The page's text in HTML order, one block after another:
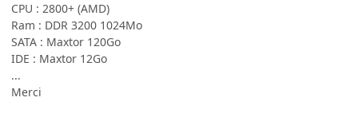
CPU : 2800+ (AMD)
Ram : DDR 3200 1024Mo
SATA : Maxtor 120Go
IDE : Maxtor 12Go
...
Merci